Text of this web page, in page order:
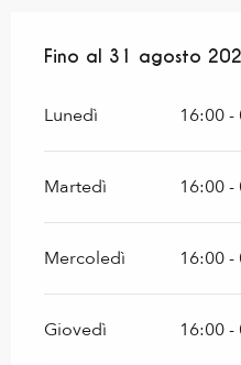
Dal1 luglio 2026 al
Fino al 31 agosto
Lunedì 16:00 -
Martedì 16:00 -
Mercoledì 16:00 -
Giovedì 16:00 -